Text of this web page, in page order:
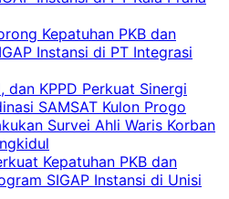
Kepatuhan PKB dan
Instansi di PT Integrasi
dan KPPD Perkuat Sinergi
SAMSAT Kulon Progo
Survei Ahli Waris Korban
Kepatuhan PKB dan
SIGAP Instansi di Unisi